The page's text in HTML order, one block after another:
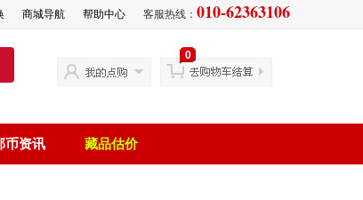
客服热线： 010-62363106
帮助中心
商城导航
0
币资讯 藏品估价